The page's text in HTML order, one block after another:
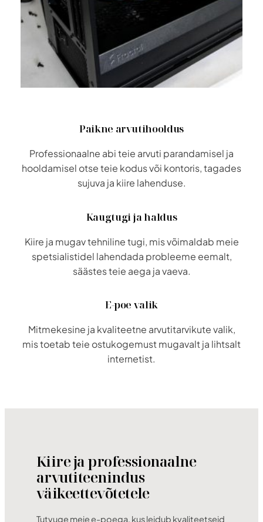
Paikne arvutihooldus
Professionaalne abi teie arvuti parandamisel ja
hooldamisel otse teie kodus või kontoris, tagades
sujuva ja kiire lahenduse.
Kaugtugi ja haldus
Kiire ja mugav tehniline tugi, mis võimaldab meie
spetsialistidel lahendada probleeme eemalt,
säästes teie aega ja vaeva.
E-poe valik
Mitmekesine ja kvaliteetne arvutitarvikute valik,
mis toetab teie ostukogemust mugavalt ja lihtsalt
internetist.
Kiire ja professionaalne
arvutiteenindus
väikeettevõtetele
Tutvuge meie e-poega, kus leidub kvaliteetseid